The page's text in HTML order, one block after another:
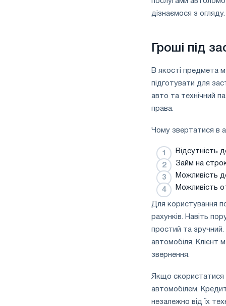
дізнаємося з огляду.
Гроші під
В якості предмета
підготувати для
авто та технічний
права.
Чому звертатися в
Відсутність
Займ на строк
Можливість
Можливість
Для користування
рахунків. Навіть
простий та
автомобіля. Клієнт
звернення.
Якщо скористатися
автомобілем.
незалежно від їх